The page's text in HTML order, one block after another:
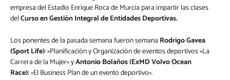
empresa del Estadio Enrique Roca de Murcia para impartir las clases
delCurso en Gestión Integral de Entidades Deportivas.
Los ponentes de la pasada semana fueron semana Rodrigo Gavea
(Sport Life): «Planificación y Organización de eventos deportivos «La
Carrera de la Mujer» yAntonio Bolaños (ExMD Volvo Ocean
Race):«El Business Plan de un evento deportivo».